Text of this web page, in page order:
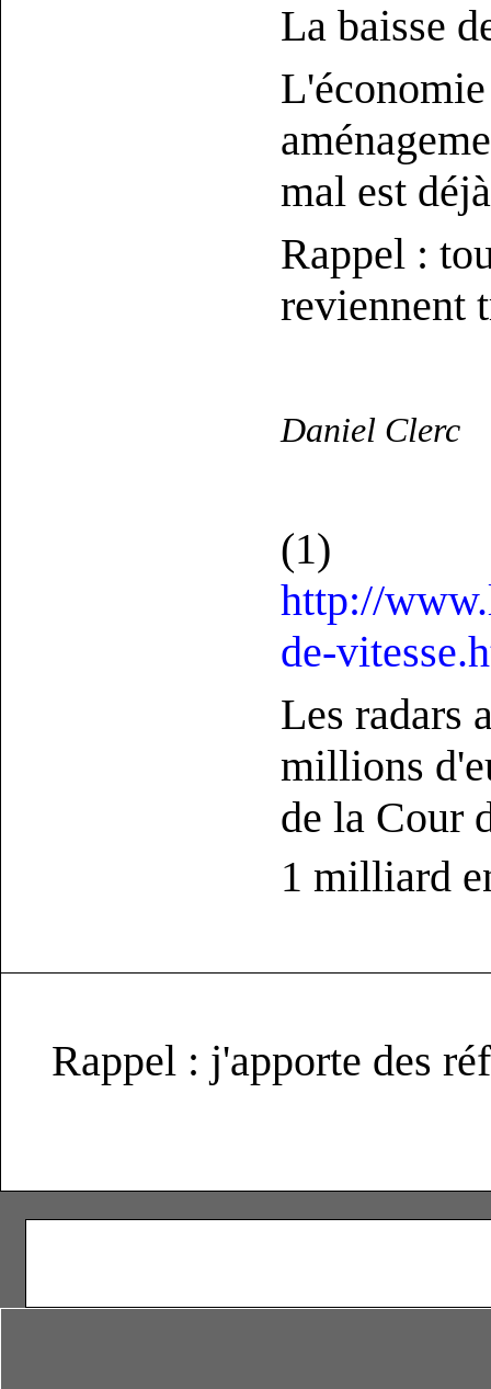
La baisse
mal est
Rappel :
reviennent
Daniel Clerc
(1)
http://
de-
Les radars
millions
de la Cour
1 milliard
Rappel : j'apporte des